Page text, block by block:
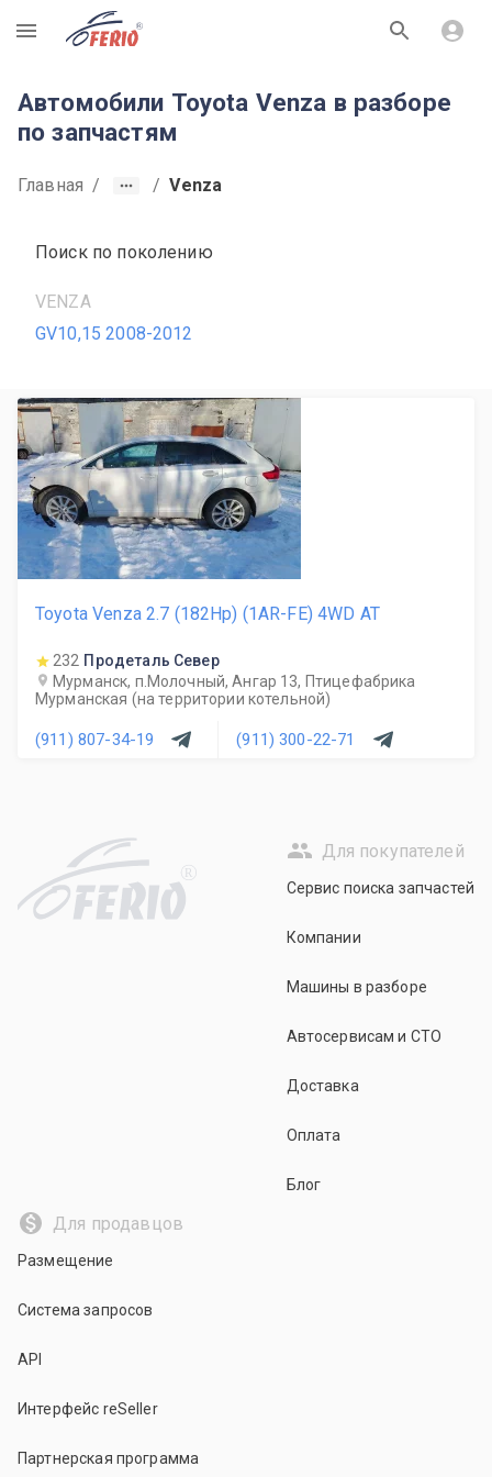
R
Автомобили Toyota Venza в разборе
по запчастям
Главная / / Venza
Поиск по поколению
VENZA
GV10,15 2008-2012
Toyota Venza 2.7 (182Hp) (1AR-FE) 4WD AT
232 Продеталь Север
Мурманск, п.Молочный, Ангар 13, Птицефабрика
Мурманская (на территории котельной)
(911) 807-34-19 (911) 300-22-71
R
Для покупателей
Сервис поиска запчастей
Компании
Машины в разборе
Автосервисам и СТО
Доставка
Оплата
Блог
Для продавцов
Размещение
Система запросов
API
Интерфейс reSeller
Партнерская программа